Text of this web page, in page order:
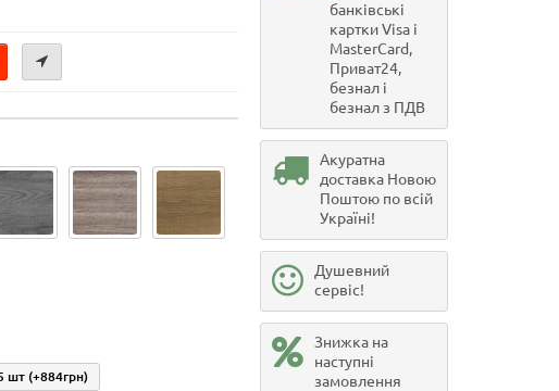
шт (+884грн)
банківські
картки Visa і
MasterCard,
Приват24,
безнал і
безнал з ПДВ
Акуратна
доставка Новою
Поштою по всій
Україні!
Душевний
сервіс!
Знижка на
наступні
замовлення